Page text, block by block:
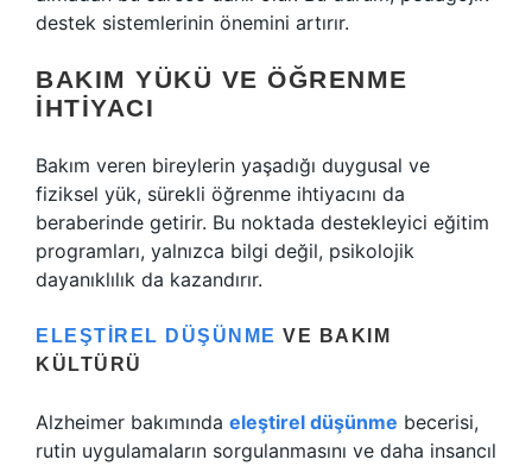
destek sistemlerinin önemini artırır.
BAKIM YÜKÜ VE ÖĞRENME
İHTIYACI
Bakım veren bireylerin yaşadığı duygusal ve
fiziksel yük, sürekli öğrenme ihtiyacını da
beraberinde getirir. Bu noktada destekleyici eğitim
programları, yalnızca bilgi değil, psikolojik
dayanıklılık da kazandırır.
ELEŞTIREL DÜŞÜNME VE BAKIM
KÜLTÜRÜ
Alzheimer bakımında eleştirel düşünme becerisi,
rutin uygulamaların sorgulanmasını ve daha insancıl